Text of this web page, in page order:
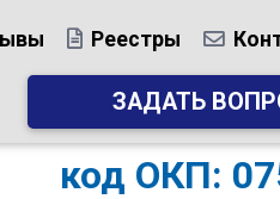
Реестры
ЗАДАТЬ
код ОКП: